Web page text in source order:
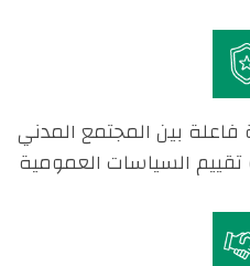
بين المجتمع المدني
السياسات العمومية